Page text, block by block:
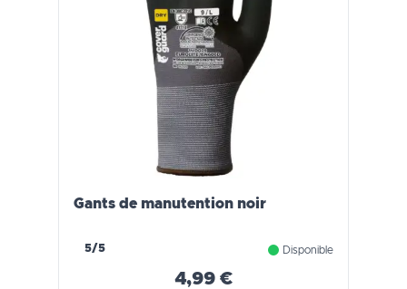
Gants de manutention noir
5/5 Disponible
4,99 €